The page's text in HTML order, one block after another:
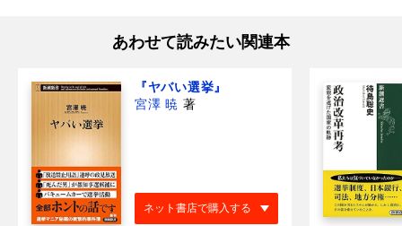
あわせて読みたい関連本
『ヤバい選挙』
宮澤 暁 著
ネット書店で購入する